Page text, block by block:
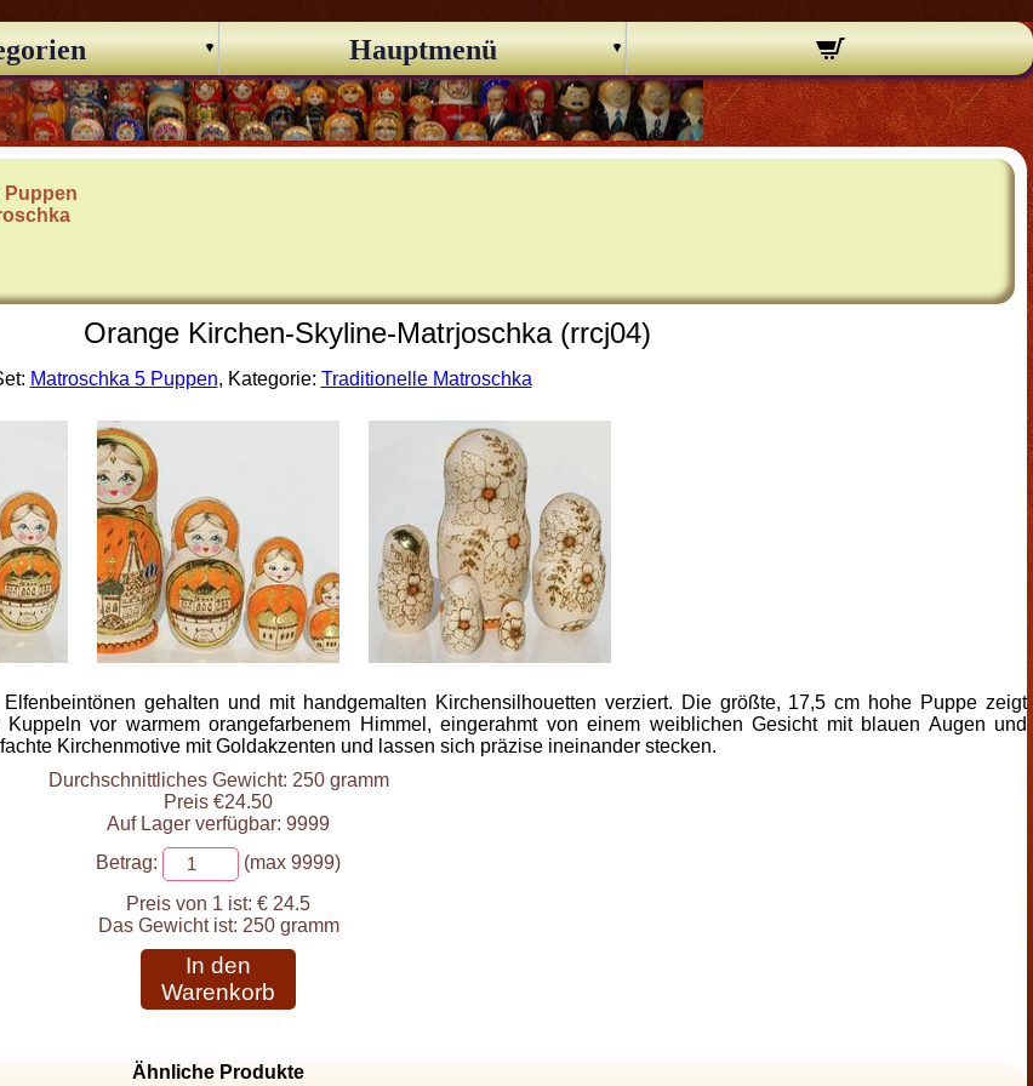
Hauptmenü
Puppen
Orange Kirchen-Skyline-Matrjoschka (rrcj04)
Matroschka 5 Puppen, Kategorie: Traditionelle Matroschka
gehalten und mit handgemalten Kirchensilhouetten verziert. Die größte, 17,5 cm hohe Puppe zeigt
vor warmem orangefarbenem Himmel, eingerahmt von einem weiblichen Gesicht mit blauen Augen und
Kirchenmotive mit Goldakzenten und lassen sich präzise ineinander stecken.
Durchschnittliches Gewicht: 250 gramm
Preis €24.50
Auf Lager verfügbar: 9999
Betrag:
(max 9999)
Preis von 1 ist: € 24.5
Das Gewicht ist: 250 gramm
In den
Warenkorb
Ähnliche Produkte